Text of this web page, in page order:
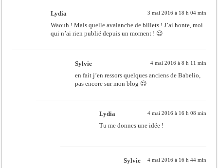
Lydia 3 mai 2016 à 18 h 04 min
Waouh ! Mais quelle avalanche de billets ! J’ai honte, moi
qui n’ai rien publié depuis un moment ! 😉
Sylvie 4 mai 2016 à 8 h 11 min
en fait j’en ressors quelques anciens de Babelio,
pas encore sur mon blog 😉
Lydia 4 mai 2016 à 16 h 08 min
Tu me donnes une idée !
Sylvie 4 mai 2016 à 16 h 44 min